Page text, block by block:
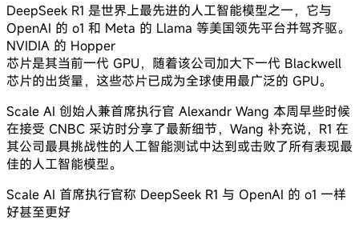
DeepSeek R1 是世界上最先进的人工智能模型之一，它与
OpenAI 的 o1 和 Meta 的 Llama 等美国领先平台并驾齐驱。
NVIDIA 的 Hopper
芯片是其当前一代 GPU，随着该公司加大下一代 Blackwell
芯片的出货量，这些芯片已成为全球使用最广泛的 GPU。
Scale AI 创始人兼首席执行官 Alexandr Wang 本周早些时候
在接受 CNBC 采访时分享了最新细节，Wang 补充说，R1 在
其公司最具挑战性的人工智能测试中达到或击败了所有表现最
佳的人工智能模型。
Scale AI 首席执行官称 DeepSeek R1 与 OpenAI 的 o1 一样
好甚至更好